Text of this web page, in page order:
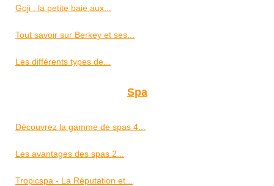
Goji : la petite baie aux...
Tout savoir sur Berkey et ses...
Les différents types de...
Spa
Découvrez la gamme de spas 4...
Les avantages des spas 2...
Tropicspa - La Réputation et...